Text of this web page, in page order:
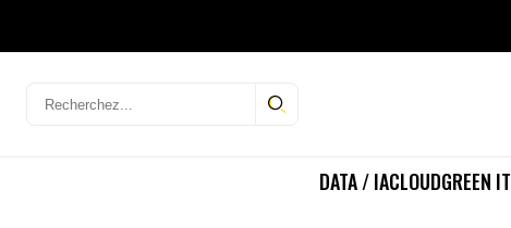
DATA / IACLOUDGREEN IT